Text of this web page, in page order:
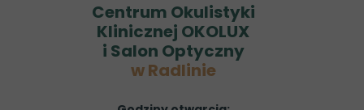
Centrum Okulistyki
Klinicznej OKOLUX
i Salon Optyczny
w Radlinie